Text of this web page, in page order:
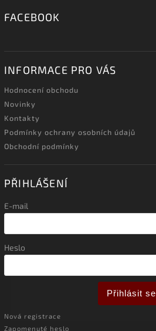
FACEBOOK
INFORMACE PRO VÁS
Hodnocení obchodu
Novinky
Kontakty
Podmínky ochrany osobních údajů
Obchodní podmínky
PŘIHLÁŠENÍ
E-mail
Heslo
Přihlásit se
Nová registrace
Zapomenuté heslo